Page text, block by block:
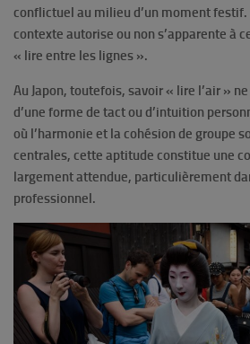
conflictuel au milieu d’un moment festif.
contexte autorise ou non s’apparente à
« lire entre les lignes ».
Au Japon, toutefois, savoir « lire l’air »
d’une forme de tact ou d’intuition
où l’harmonie et la cohésion de groupe
centrales, cette aptitude constitue une
largement attendue, particulièrement
professionnel.